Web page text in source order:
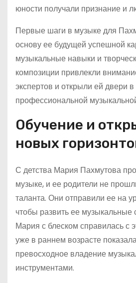
юности получали признание и
Первые шаги в музыке для
основу ее будущей успешной
музыкальные навыки и
композиции привлекли
экспертов и открыли ей двери
профессиональной
Обучение и
новых
С детства Мария Пахмутова
музыке, и ее родители не
таланта. Они отправили ее на
чтобы развить ее музыкальные
Мария с блеском справилась с
уже в раннем возрасте
превосходное владение
инструментами.